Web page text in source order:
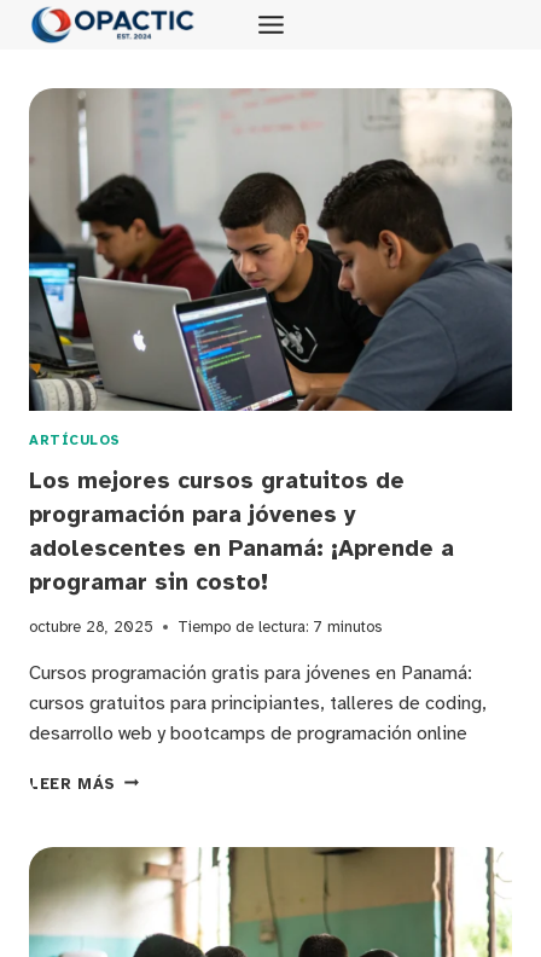
Saltar
ARTÍCULOS
Los mejores cursos gratuitos de
programación para jóvenes y
adolescentes en Panamá: ¡Aprende a
programar sin costo!
octubre 28, 2025 Tiempo de lectura: 7 minutos
Cursos programación gratis para jóvenes en Panamá:
cursos gratuitos para principiantes, talleres de coding,
desarrollo web y bootcamps de programación online
LEER MÁS LOS
GRATUITOS
PROGRAMACIÓN
JÓVENES